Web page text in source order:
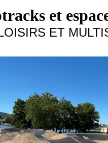
et
ET